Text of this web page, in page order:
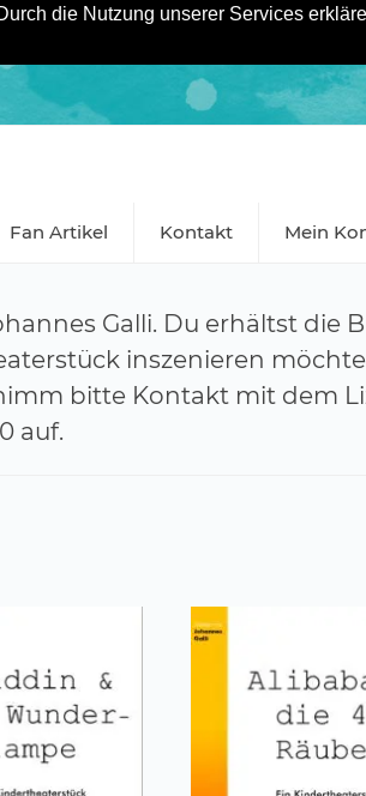
die Nutzung unserer Services
Fan Artikel Kontakt Mein
Galli. Du erhältst die
inszenieren
bitte Kontakt mit dem
auf.